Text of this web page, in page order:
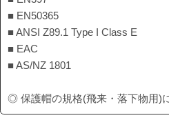
■ EN50365
■ ANSI Z89.1 Type I Class E
■ EAC
■ AS/NZ 1801
◎ 保護帽の規格(飛来・落下物用)